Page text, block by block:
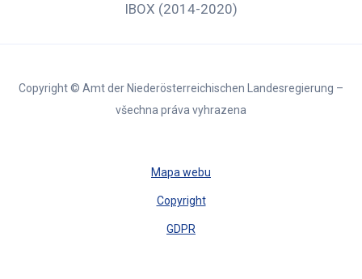
IBOX (2014-2020)
Copyright © Amt der Niederösterreichischen Landesregierung –
všechna práva vyhrazena
Mapa webu
Copyright
GDPR